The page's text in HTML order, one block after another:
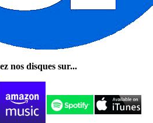
nos disques sur...